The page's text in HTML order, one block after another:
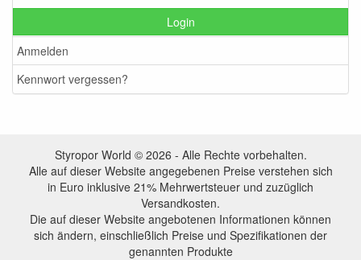
Login
Anmelden
Kennwort vergessen?
Styropor World © 2026 - Alle Rechte vorbehalten.
Alle auf dieser Website angegebenen Preise verstehen sich
in Euro inklusive 21% Mehrwertsteuer und zuzüglich
Versandkosten.
Die auf dieser Website angebotenen Informationen können
sich ändern, einschließlich Preise und Spezifikationen der
genannten Produkte